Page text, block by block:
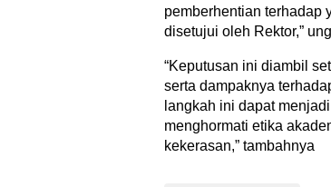
pemberhentian terhadap
disetujui oleh Rektor,”
“Keputusan ini diambil
serta dampaknya
langkah ini dapat
menghormati etika
kekerasan,” tambahnya